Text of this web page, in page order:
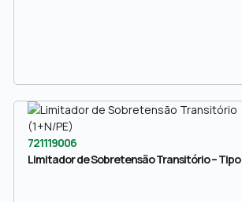
721119006
Limitador de Sobretensão Transitório – Tipo